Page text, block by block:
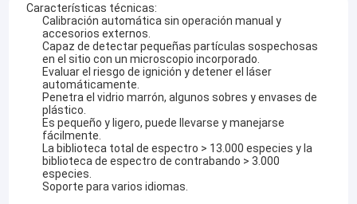
Características técnicas:
Calibración automática sin operación manual y
accesorios externos.
Capaz de detectar pequeñas partículas sospechosas
en el sitio con un microscopio incorporado.
Evaluar el riesgo de ignición y detener el láser
automáticamente.
Penetra el vidrio marrón, algunos sobres y envases de
plástico.
Es pequeño y ligero, puede llevarse y manejarse
fácilmente.
La biblioteca total de espectro > 13.000 especies y la
biblioteca de espectro de contrabando > 3.000
especies.
Soporte para varios idiomas.